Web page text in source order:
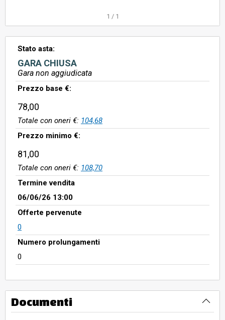
1 / 1
Stato asta:
GARA CHIUSA
Gara non aggiudicata
Prezzo base €:
78,00
Totale con oneri €: 104,68
Prezzo minimo €:
81,00
Totale con oneri €: 108,70
Termine vendita
06/06/26 13:00
Offerte pervenute
0
Numero prolungamenti
0
Documenti